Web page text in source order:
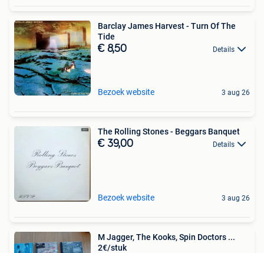
Barclay James Harvest - Turn Of The
Tide
€ 8,50 Details
Bezoek website 3 aug 26
The Rolling Stones - Beggars Banquet
€ 39,00 Details
Bezoek website 3 aug 26
M Jagger, The Kooks, Spin Doctors ...
2€/stuk